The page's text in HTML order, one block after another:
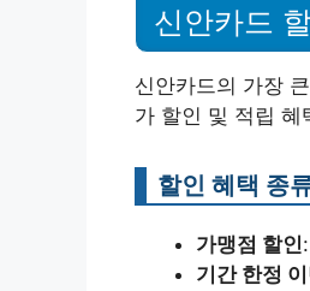
신안카드
신안카드의 가장
가 할인 및 적립 혜
할인 혜택 종
가맹점 할인
기간 한정